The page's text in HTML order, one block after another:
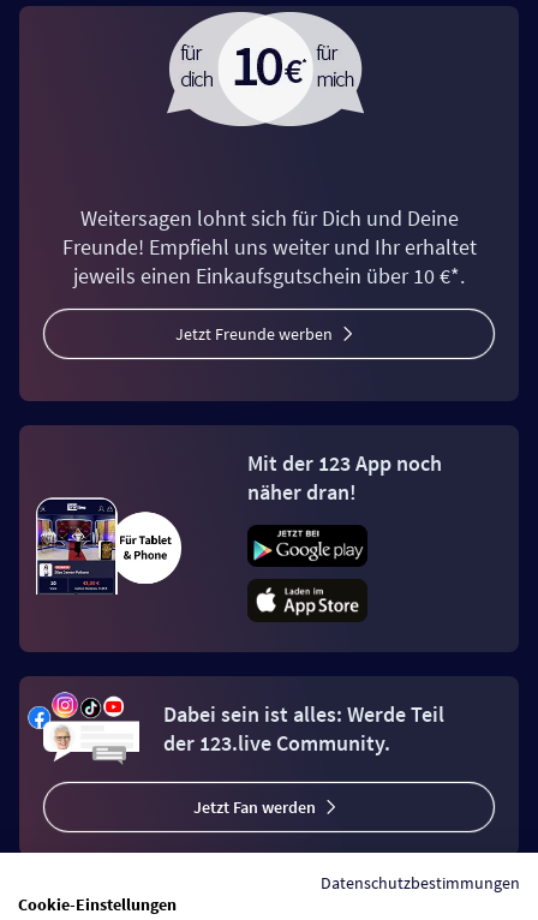
Weitersagen lohnt sich für Dich und Deine
Freunde! Empfiehl uns weiter und Ihr erhaltet
jeweils einen Einkaufsgutschein über 10 €*.
Jetzt Freunde werben
Mit der 123 App noch
näher dran!
Dabei sein ist alles: Werde Teil
der 123.live Community.
Jetzt Fan werden
Datenschutzbestimmungen
Cookie-Einstellungen